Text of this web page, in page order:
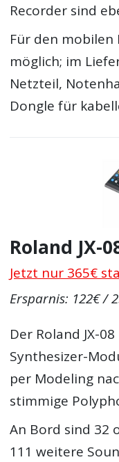
Recorder sind
Für den
möglich; im
Netzteil,
Dongle für
Roland JX-
Jetzt nur 365€
Ersparnis: 122€ /
Der Roland JX-
Synthesizer-
per Modeling
stimmige
An Bord sind 32
111 weitere